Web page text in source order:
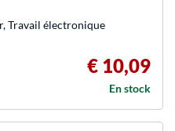
Travail électronique
€ 10,09
En stock